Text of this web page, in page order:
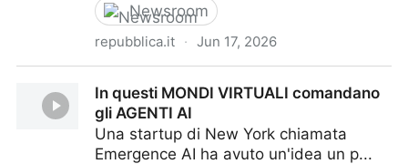
Newsroom
repubblica.it · Jun 17, 2026
Usa la campagna per le midterm la fa l’Ia
In questi MONDI VIRTUALI comandano
gli AGENTI AI
Una startup di New York chiamata
Emergence AI ha avuto un'idea un p...